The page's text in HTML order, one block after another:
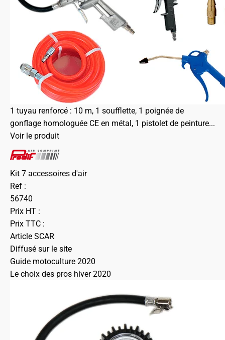
1 tuyau renforcé : 10 m, 1 soufflette, 1 poignée de
gonflage homologuée CE en métal, 1 pistolet de peinture...
Voir le produit
Kit 7 accessoires d'air
Ref :
56740
Prix HT :
Prix TTC :
Article SCAR
Diffusé sur le site
Guide motoculture 2020
Le choix des pros hiver 2020